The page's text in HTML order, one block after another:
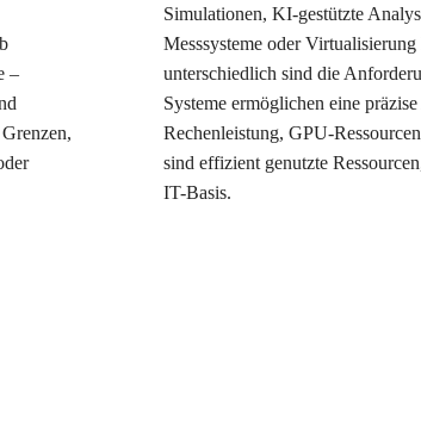
–
Simulationen, KI-gestützte
Messsysteme oder
unterschiedlich sind die
Systeme ermöglichen eine
Rechenleistung, GPU-
sind effizient genutzte
IT-Basis.